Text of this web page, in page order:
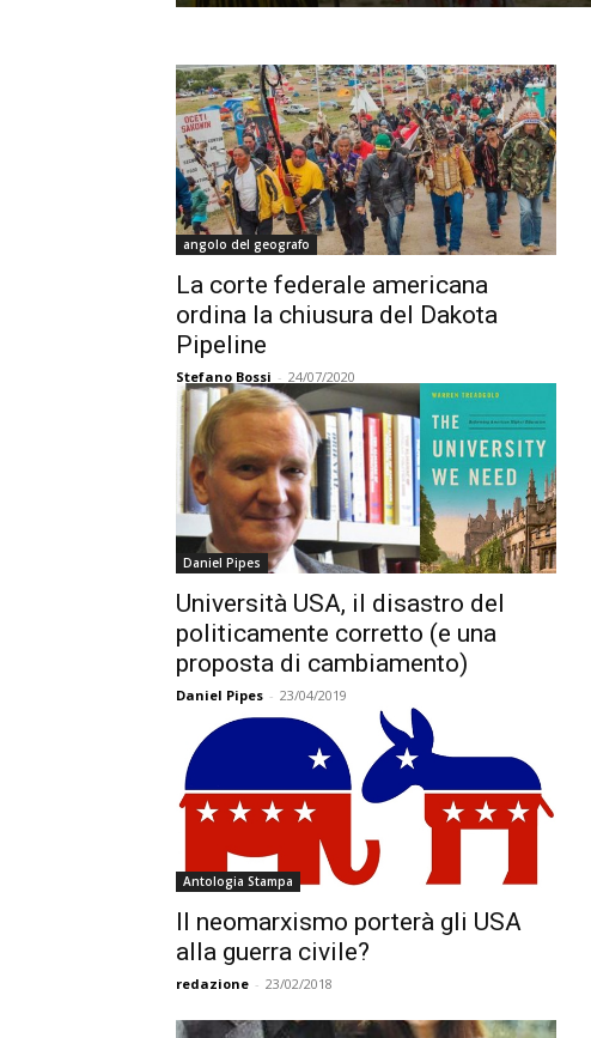
angolo del geografo
La corte federale americana
ordina la chiusura del Dakota
Pipeline
Stefano Bossi - 24/07/2020
Daniel Pipes
Università USA, il disastro del
politicamente corretto (e una
proposta di cambiamento)
Daniel Pipes - 23/04/2019
Antologia Stampa
Il neomarxismo porterà gli USA
alla guerra civile?
redazione - 23/02/2018